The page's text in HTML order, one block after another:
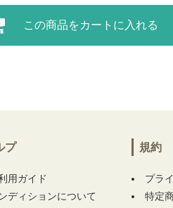
この商品をカートに入れる
プ
用ガイド
ディションについて
規約
プラ
特定